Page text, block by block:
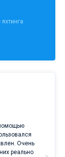
Очень
реально